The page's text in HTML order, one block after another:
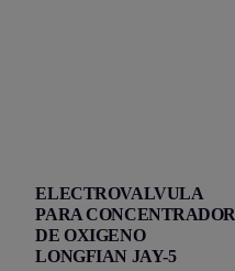
ELECTROVALVULA
PARA CONCENTRADOR
DE OXIGENO
LONGFIAN JAY-5